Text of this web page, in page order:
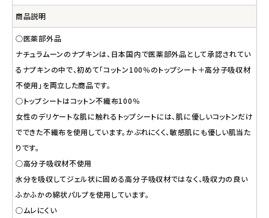
商品説明
○医薬部外品
ナチュラムーンのナプキンは、日本国内で医薬部外品として承認されてい
るナプキンの中で、初めて「コットン100％のトップシート＋高分子吸収材
不使用」を両立した商品です。
○トップシートはコットン不織布100％
女性のデリケートな肌に触れるトップシートには、肌に優しいコットンだけ
でできた不織布を使用しています。かぶれにくく、敏感肌にも優しい肌当た
りです。
○高分子吸収材不使用
水分を吸収してジェル状に固める高分子吸収材ではなく、吸収力の良い
ふかふかの綿状パルプを使用しています。
○ムレにくい